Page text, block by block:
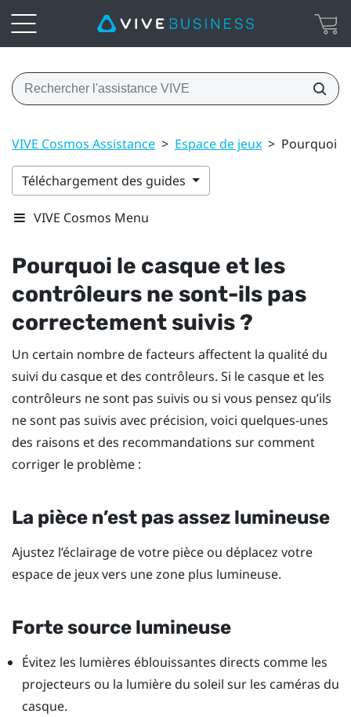
VIVE Cosmos Assistance > Espace de jeux > Pourquoi
Téléchargement des guides
VIVE Cosmos Menu
Pourquoi le casque et les
contrôleurs ne sont-ils pas
correctement suivis ?
Un certain nombre de facteurs affectent la qualité du
suivi du casque et des contrôleurs. Si le casque et les
contrôleurs ne sont pas suivis ou si vous pensez qu’ils
ne sont pas suivis avec précision, voici quelques-unes
des raisons et des recommandations sur comment
corriger le problème :
La pièce n’est pas assez lumineuse
Ajustez l’éclairage de votre pièce ou déplacez votre
espace de jeux vers une zone plus lumineuse.
Forte source lumineuse
Évitez les lumières éblouissantes directs comme les
projecteurs ou la lumière du soleil sur les caméras du
casque.